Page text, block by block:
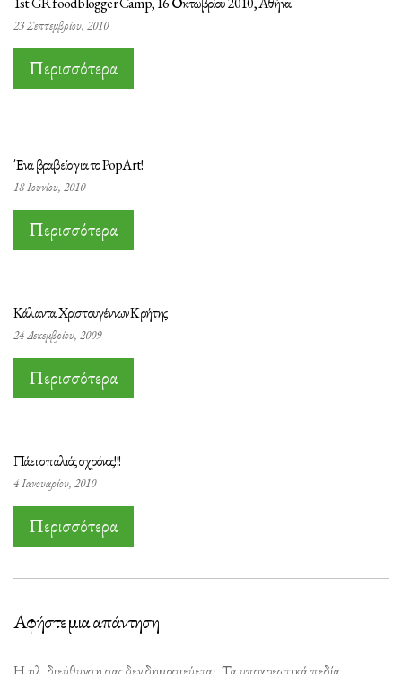
23 Σεπτεμβρίου, 2010
Περισσότερα
Ένα βραβείο για το PopArt!
18 Ιουνίου, 2010
Περισσότερα
Κάλαντα Χριστουγέννων Κρήτης
24 Δεκεμβρίου, 2009
Περισσότερα
Πάει ο παλιός ο χρόνος!!!
4 Ιανουαρίου, 2010
Περισσότερα
Αφήστε μια απάντηση